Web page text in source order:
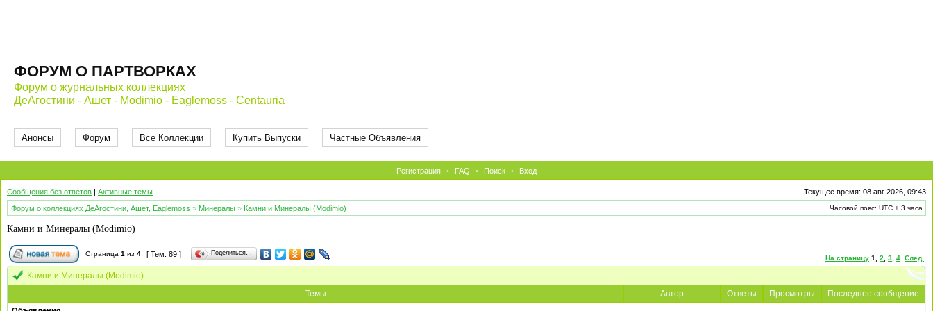
ФОРУМ О ПАРТВОРКАХ
Форум о журнальных коллекциях
ДеАгостини - Ашет - Modimio - Eaglemoss - Centauria
Анонсы Форум Все Коллекции Купить Выпуски Частные Объявления
Регистрация • FAQ • Поиск • Вход
Сообщения без ответов | Активные темы
Текущее время: 08 авг 2026, 09:43
Форум о коллекциях ДеАгостини, Ашет, Eaglemoss » Минералы » Камни и Минералы (Modimio) Часовой пояс: UTC + 3 часа
Камни и Минералы (Modimio)
Страница 1 из 4 [ Тем: 89 ] Поделиться…
На страницу 1 2 3 4 След.
Камни и Минералы (Modimio)
Темы
Автор Ответы Просмотры Последнее сообщение